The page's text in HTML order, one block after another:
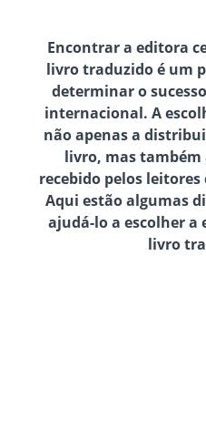
Encontrar a editora
livro traduzido é um
determinar o
internacional. A
não apenas a
livro, mas também
recebido pelos
Aqui estão algumas
ajudá-lo a escolher a
livro